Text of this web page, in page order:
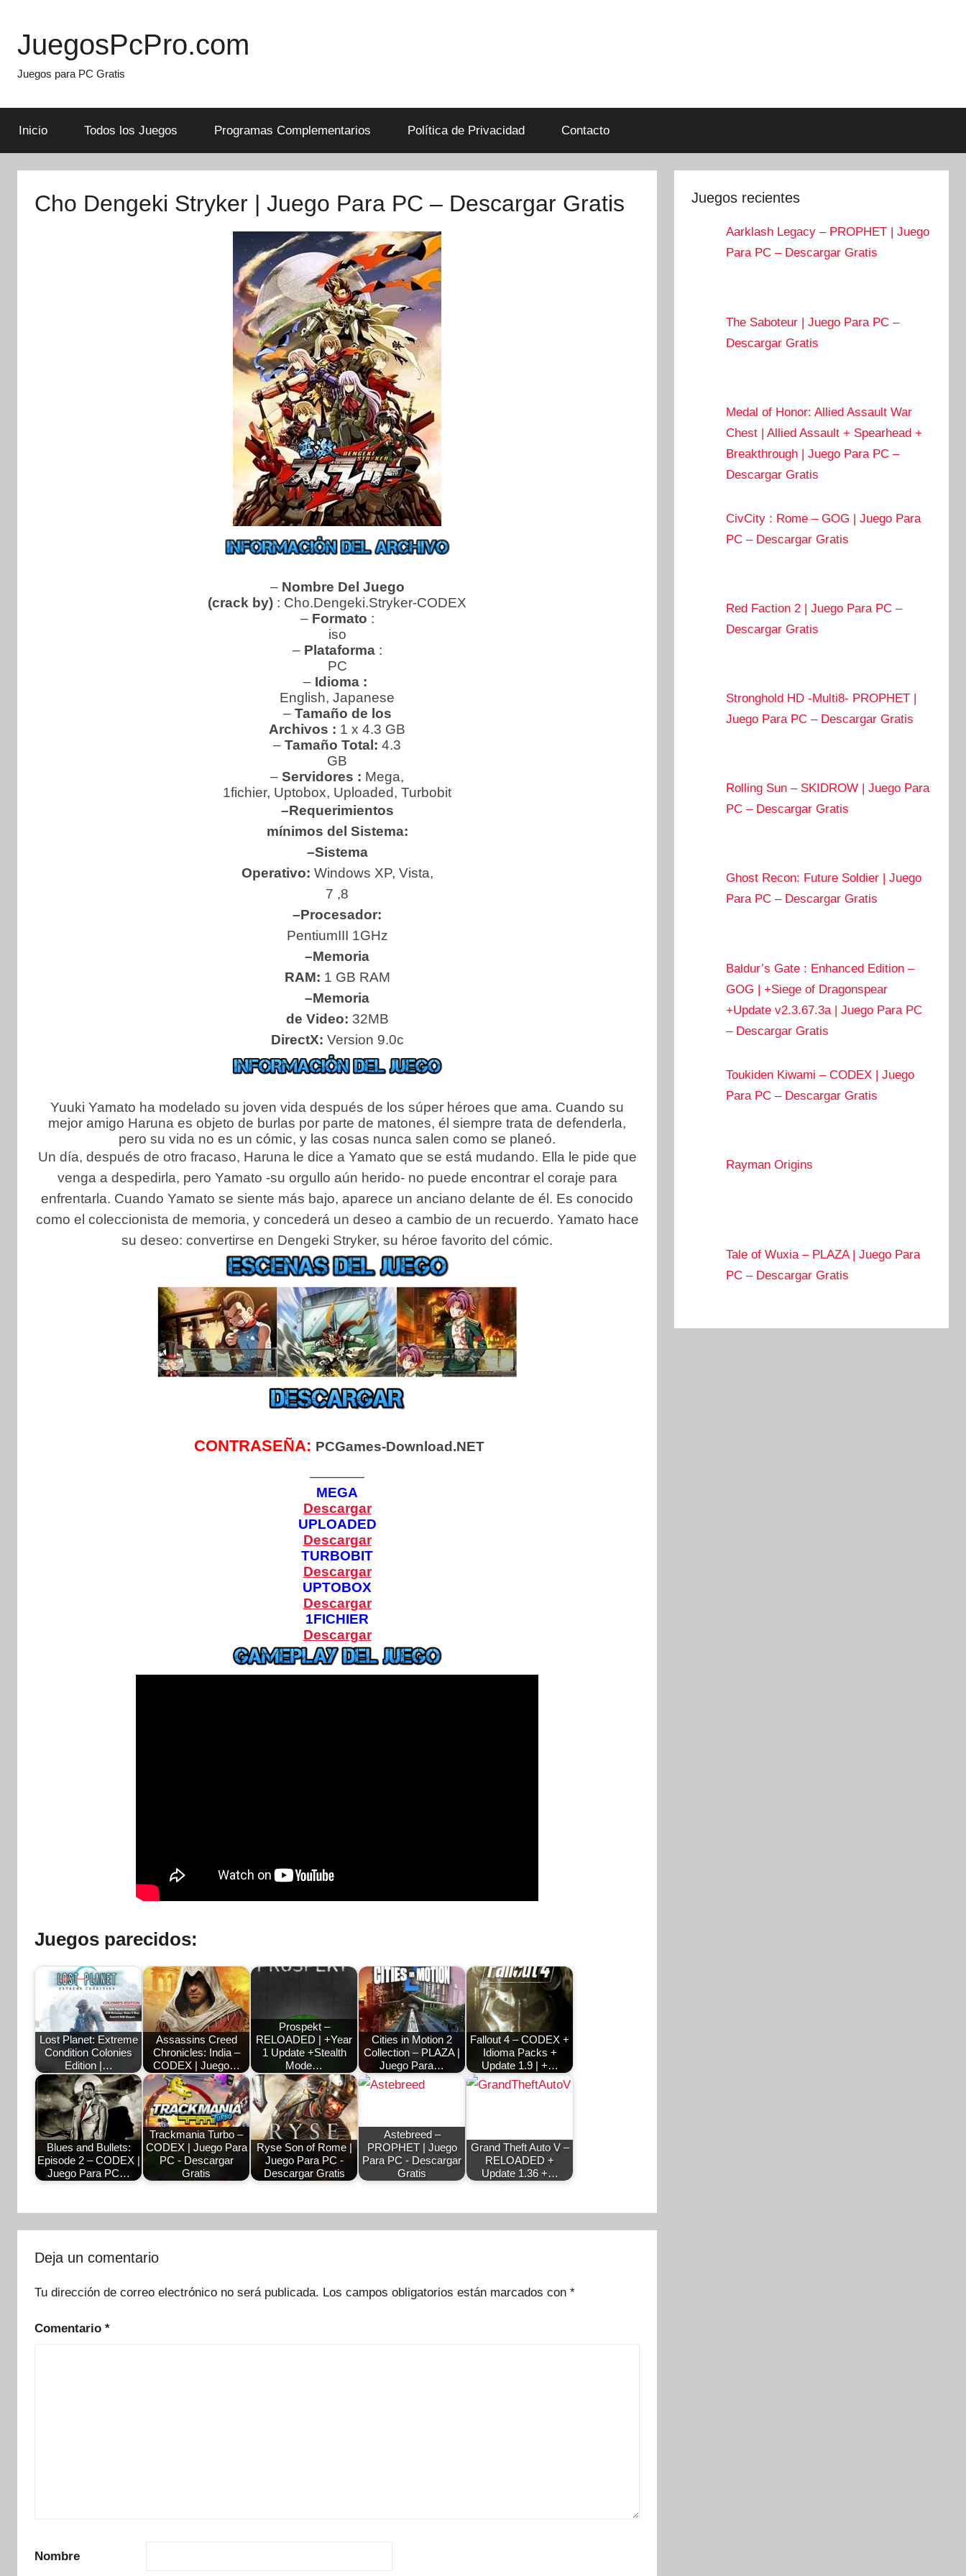
content
JuegosPcPro.com
Juegos para PC Gratis
Inicio Todos los Juegos Programas Complementarios Política de Privacidad Contacto
Cho Dengeki Stryker | Juego Para PC – Descargar Gratis
– Nombre Del Juego
(crack by) : Cho.Dengeki.Stryker-CODEX
– Formato :
iso
– Plataforma :
PC
– Idioma :
English, Japanese
– Tamaño de los
Archivos : 1 x 4.3 GB
–Tamaño Total:4.3
GB
–Servidores : Mega,
1fichier, Uptobox, Uploaded, Turbobit
–Requerimientos
mínimos del Sistema:
–Sistema
Operativo: Windows XP, Vista,
7 ,8
–Procesador:
PentiumIII 1GHz
–Memoria
RAM: 1 GB RAM
–Memoria
de Video: 32MB
DirectX: Version 9.0c
Yuuki Yamato ha modelado su joven vida después de los súper héroes que ama. Cuando su
mejor amigo Haruna es objeto de burlas por parte de matones, él siempre trata de defenderla,
pero su vida no es un cómic, y las cosas nunca salen como se planeó.
Un día, después de otro fracaso, Haruna le dice a Yamato que se está mudando. Ella le pide que
venga a despedirla, pero Yamato -su orgullo aún herido- no puede encontrar el coraje para
enfrentarla. Cuando Yamato se siente más bajo, aparece un anciano delante de él. Es conocido
como el coleccionista de memoria, y concederá un deseo a cambio de un recuerdo. Yamato hace
su deseo: convertirse en Dengeki Stryker, su héroe favorito del cómic.
CONTRASEÑA: PCGames-Download.NET
————
MEGA
Descargar
UPLOADED
Descargar
TURBOBIT
Descargar
UPTOBOX
Descargar
1FICHIER
Descargar
Juegos parecidos:
Lost Planet: Extreme
Condition Colonies
Edition |…
Assassins Creed
Chronicles: India –
CODEX | Juego…
Prospekt –
RELOADED | +Year
1 Update +Stealth
Mode…
Cities in Motion 2
Collection – PLAZA |
Juego Para…
Fallout 4 – CODEX +
Idioma Packs +
Update 1.9 | +…
Blues and Bullets:
Episode 2 – CODEX |
Juego Para PC…
Trackmania Turbo –
CODEX | Juego Para
PC - Descargar
Gratis
Ryse Son of Rome |
Juego Para PC -
Descargar Gratis
Astebreed –
PROPHET | Juego
Para PC - Descargar
Gratis
Grand Theft Auto V –
RELOADED +
Update 1.36 +…
Deja un comentario
Tu dirección de correo electrónico no será publicada. Los campos obligatorios están marcados con *
Comentario *
Nombre
Juegos recientes
Aarklash Legacy – PROPHET | Juego
Para PC – Descargar Gratis
The Saboteur | Juego Para PC –
Descargar Gratis
Medal of Honor: Allied Assault War
Chest | Allied Assault + Spearhead +
Breakthrough | Juego Para PC –
Descargar Gratis
CivCity : Rome – GOG | Juego Para
PC – Descargar Gratis
Red Faction 2 | Juego Para PC –
Descargar Gratis
Stronghold HD -Multi8- PROPHET |
Juego Para PC – Descargar Gratis
Rolling Sun – SKIDROW | Juego Para
PC – Descargar Gratis
Ghost Recon: Future Soldier | Juego
Para PC – Descargar Gratis
Baldur’s Gate : Enhanced Edition –
GOG | +Siege of Dragonspear
+Update v2.3.67.3a | Juego Para PC
– Descargar Gratis
Toukiden Kiwami – CODEX | Juego
Para PC – Descargar Gratis
Rayman Origins
Tale of Wuxia – PLAZA | Juego Para
PC – Descargar Gratis